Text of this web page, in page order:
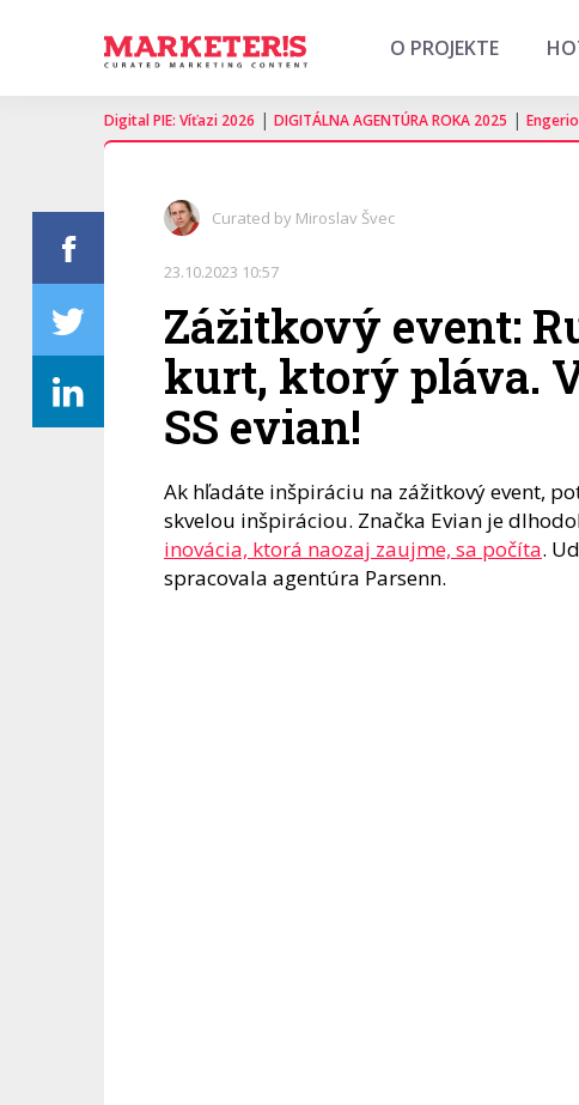
O PROJEKTE
Digital PIE: Víťazi 2026 | DIGITÁLNA AGENTÚRA ROKA 2025 |
Curated by Miroslav Švec
23.10.2023 10:57
Zážitkový event:
kurt, ktorý pláva.
SS evian!
Ak hľadáte inšpiráciu na zážitkový event,
skvelou inšpiráciou. Značka Evian je
inovácia, ktorá naozaj zaujme, sa počíta.
spracovala agentúra Parsenn.